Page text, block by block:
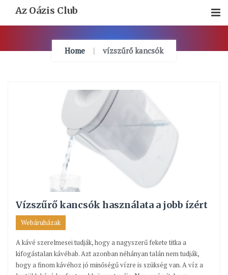
Content
Az Oázis Club
Home vízszűrő kancsók
Vízszűrő kancsók használata a jobb ízért
Webáruházak
A kávé szerelmesei tudják, hogy a nagyszerű fekete titka a
kifogástalan kávébab. Azt azonban néhányan talán nem tudják,
hogy a finom kávéhoz jó minőségű vízre is szükség van. A víz a